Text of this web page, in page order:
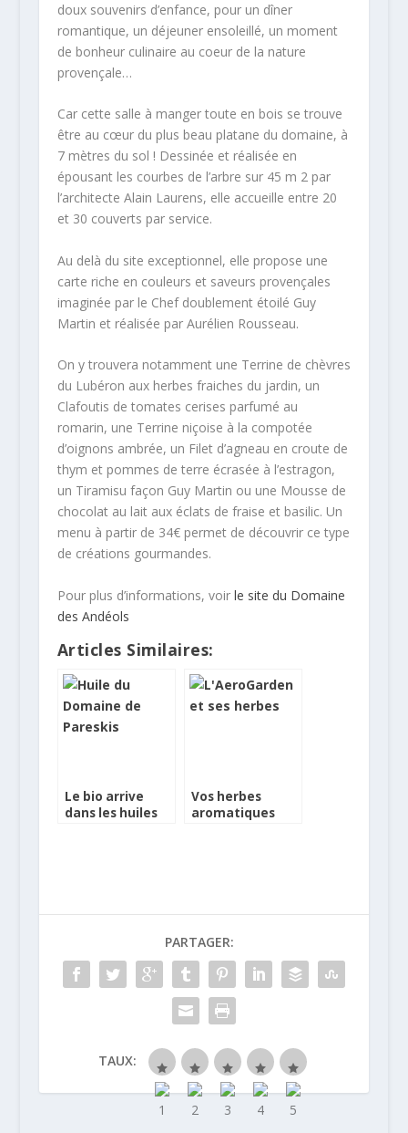
doux souvenirs d’enfance, pour un dîner
romantique, un déjeuner ensoleillé, un moment
de bonheur culinaire au coeur de la nature
provençale…
Car cette salle à manger toute en bois se trouve
être au cœur du plus beau platane du domaine, à
7 mètres du sol ! Dessinée et réalisée en
épousant les courbes de l’arbre sur 45 m 2 par
l’architecte Alain Laurens, elle accueille entre 20
et 30 couverts par service.
Au delà du site exceptionnel, elle propose une
carte riche en couleurs et saveurs provençales
imaginée par le Chef doublement étoilé Guy
Martin et réalisée par Aurélien Rousseau.
On y trouvera notamment une Terrine de chèvres
du Lubéron aux herbes fraiches du jardin, un
Clafoutis de tomates cerises parfumé au
romarin, une Terrine niçoise à la compotée
d’oignons ambrée, un Filet d’agneau en croute de
thym et pommes de terre écrasée à l’estragon,
un Tiramisu façon Guy Martin ou une Mousse de
chocolat au lait aux éclats de fraise et basilic. Un
menu à partir de 34€ permet de découvrir ce type
de créations gourmandes.
Pour plus d’informations, voir le site du Domaine
des Andéols
Articles Similaires:
Le bio arrive
dans les huiles
Vos herbes
aromatiques
PARTAGER:
TAUX: